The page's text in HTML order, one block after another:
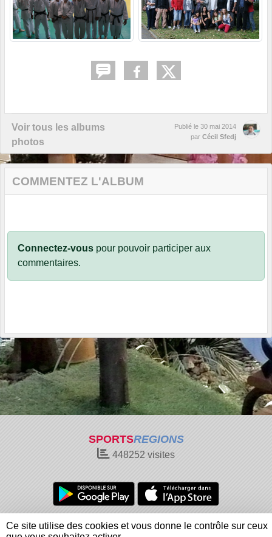
Voir tous les albums
photos
Publié le 30 mai 2014
par Cécil Sfedj
COMMENTEZ L'ALBUM
Connectez-vous pour pouvoir participer aux
commentaires.
SPORTSREGIONS
448252 visites
Charte cookies
Gestion des cookies
Ce site utilise des cookies et vous donne le contrôle sur ceux